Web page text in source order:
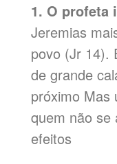
1. O profeta
Jeremias
povo (Jr 14).
de grande
próximo Mas
quem não se
efeitos